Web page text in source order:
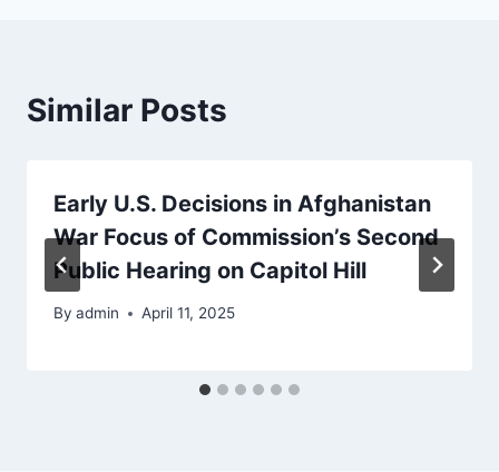
Similar Posts
Early U.S. Decisions in Afghanistan
War Focus of Commission’s Second
Public Hearing on Capitol Hill
By admin April 11, 2025